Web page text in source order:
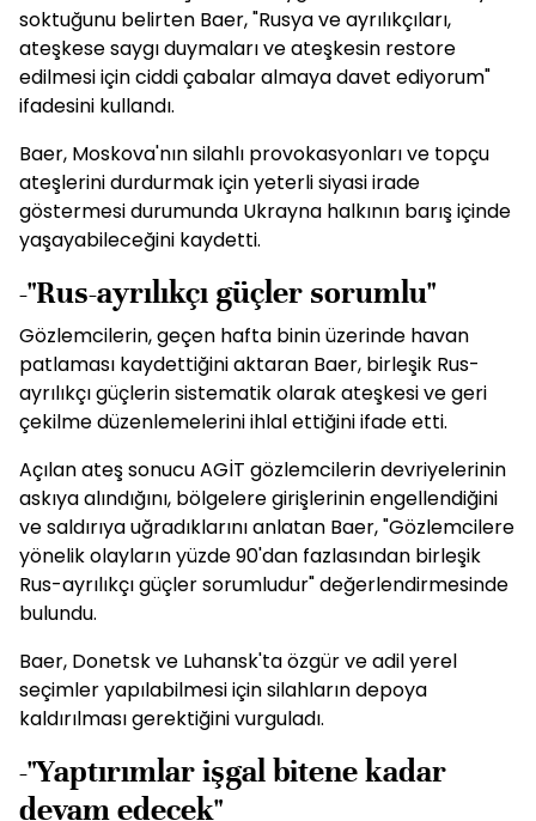
soktuğunu belirten Baer, "Rusya ve ayrılıkçıları,
ateşkese saygı duymaları ve ateşkesin restore
edilmesi için ciddi çabalar almaya davet ediyorum"
ifadesini kullandı.
Baer, Moskova'nın silahlı provokasyonları ve topçu
ateşlerini durdurmak için yeterli siyasi irade
göstermesi durumunda Ukrayna halkının barış içinde
yaşayabileceğini kaydetti.
-"Rus-ayrılıkçı güçler sorumlu"
Gözlemcilerin, geçen hafta binin üzerinde havan
patlaması kaydettiğini aktaran Baer, birleşik Rus-
ayrılıkçı güçlerin sistematik olarak ateşkesi ve geri
çekilme düzenlemelerini ihlal ettiğini ifade etti.
Açılan ateş sonucu AGİT gözlemcilerin devriyelerinin
askıya alındığını, bölgelere girişlerinin engellendiğini
ve saldırıya uğradıklarını anlatan Baer, "Gözlemcilere
yönelik olayların yüzde 90'dan fazlasından birleşik
Rus-ayrılıkçı güçler sorumludur" değerlendirmesinde
bulundu.
Baer, Donetsk ve Luhansk'ta özgür ve adil yerel
seçimler yapılabilmesi için silahların depoya
kaldırılması gerektiğini vurguladı.
-"Yaptırımlar işgal bitene kadar
devam edecek"